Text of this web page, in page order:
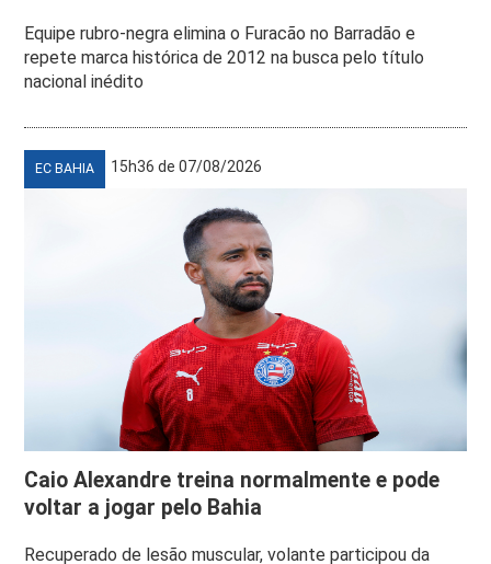
Equipe rubro-negra elimina o Furacão no Barradão e
repete marca histórica de 2012 na busca pelo título
nacional inédito
EC BAHIA 15h36 de 07/08/2026
Caio Alexandre treina normalmente e pode
voltar a jogar pelo Bahia
Recuperado de lesão muscular, volante participou da